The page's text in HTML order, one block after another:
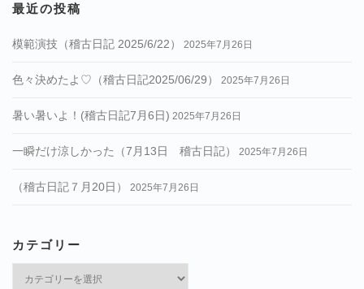
最近の投稿
模範演技（稽古日記 2025/6/22） 2025年7月26日
色々決めたよ♡（稽古日記2025/06/29） 2025年7月26日
暑い暑いよ！(稽古日記7月6日) 2025年7月26日
一瞬だけ涼しかった（7月13日 稽古日記） 2025年7月26日
（稽古日記７月20日） 2025年7月26日
カテゴリー